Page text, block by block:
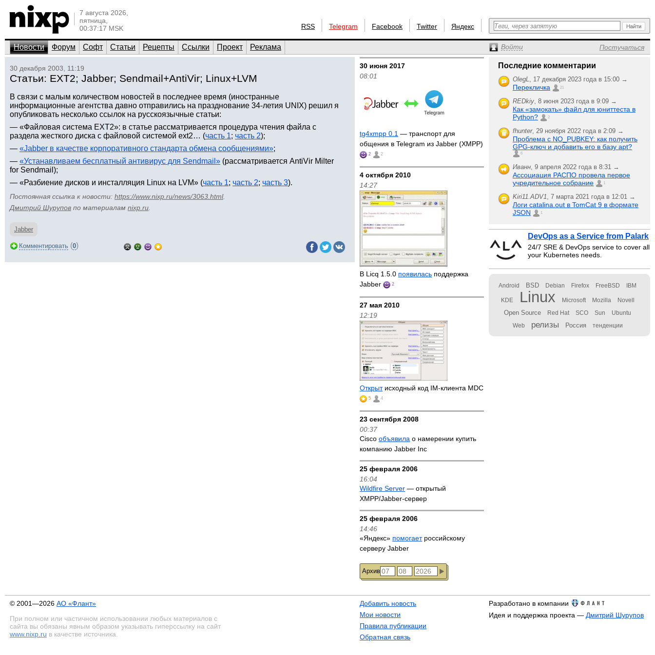
7 августа 2026,
пятница,
00:37:17 MSK
RSS Telegram Facebook Twitter Яндекс
Новости Форум Софт Статьи Рецепты Ссылки Проект Реклама Войти Постучаться
30 декабря 2003, 11:19
Статьи: EXT2; Jabber; Sendmail+AntiVir; Linux+LVM
В связи с малым количеством новостей в последнее время (иностранные
информационные агентства давно отправились на празднование 34-летия UNIX) решил я
опубликовать несколько ссылок на русскоязычные статьи:
— «Файловая система EXT2»: в статье рассматривается процедура чтения файла c
раздела жесткого диска с файловой системой ext2… (часть 1; часть 2);
— «Jabber в качестве корпоративного стандарта обмена сообщениями»;
— «Устанавливаем бесплатный антивирус для Sendmail» (рассматривается AntiVir Milter
for Sendmail);
— «Разбиение дисков и инсталляция Linux на LVM» (часть 1; часть 2; часть 3).
Постоянная ссылка к новости: https://www.nixp.ru/news/3063.html.
Дмитрий Шурупов по материалам nixp.ru
Jabber
Комментировать (0)
30 июня 2017
08:01
tg4xmpp 0.1 — транспорт для
общения в Telegram из Jabber (XMPP)
2 2
4 октября 2010
14:27
В Licq 1.5.0 появилась поддержка
Jabber
2
27 мая 2010
12:19
Открытисходный код IM-клиента MDC
5 4
23 сентября 2008
00:37
Ciscoобъявила о намерении купить
компанию Jabber Inc
25 февраля 2006
16:04
Wildfire Server — открытый
XMPP/Jabber-сервер
25 февраля 2006
14:46
«Яндекс» помогаетроссийскому
серверу Jabber
Архив
Последние комментарии
OlegL, 17 декабря 2023 года в 15:00 →
Перекличка 21
REDkiy, 8 июня 2023 года в 9:09 →
Как «замокать» файл для юниттеста в
Python?
2
fhunter, 29 ноября 2022 года в 2:09 →
Проблема с NO_PUBKEY: как получить
GPG-ключ и добавить его в базу apt?
6
Иванн, 9 апреля 2022 года в 8:31 →
Ассоциация РАСПО провела первое
учредительное собрание
1
Kiri11.ADV1, 7 марта 2021 года в 12:01 →
Логи catalina.out в TomCat 9 в формате
JSON
1
DevOps as a Service from Palark
24/7 SRE & DevOps service to cover all
your Kubernetes needs.
Android BSD Debian Firefox FreeBSD IBM
KDE Linux Microsoft Mozilla Novell
Open Source Red Hat SCO Sun Ubuntu
Web релизы Россия тенденции
© 2001—2026 АО «Флант»
При полном или частичном использовании любых материалов с
сайта вы обязаны явным образом указывать гиперссылку на сайт
www.nixp.ru в качестве источника.
Добавить новость
Мои новости
Правила публикации
Обратная связь
Разработано в компании
Идея и поддержка проекта — Дмитрий Шурупов